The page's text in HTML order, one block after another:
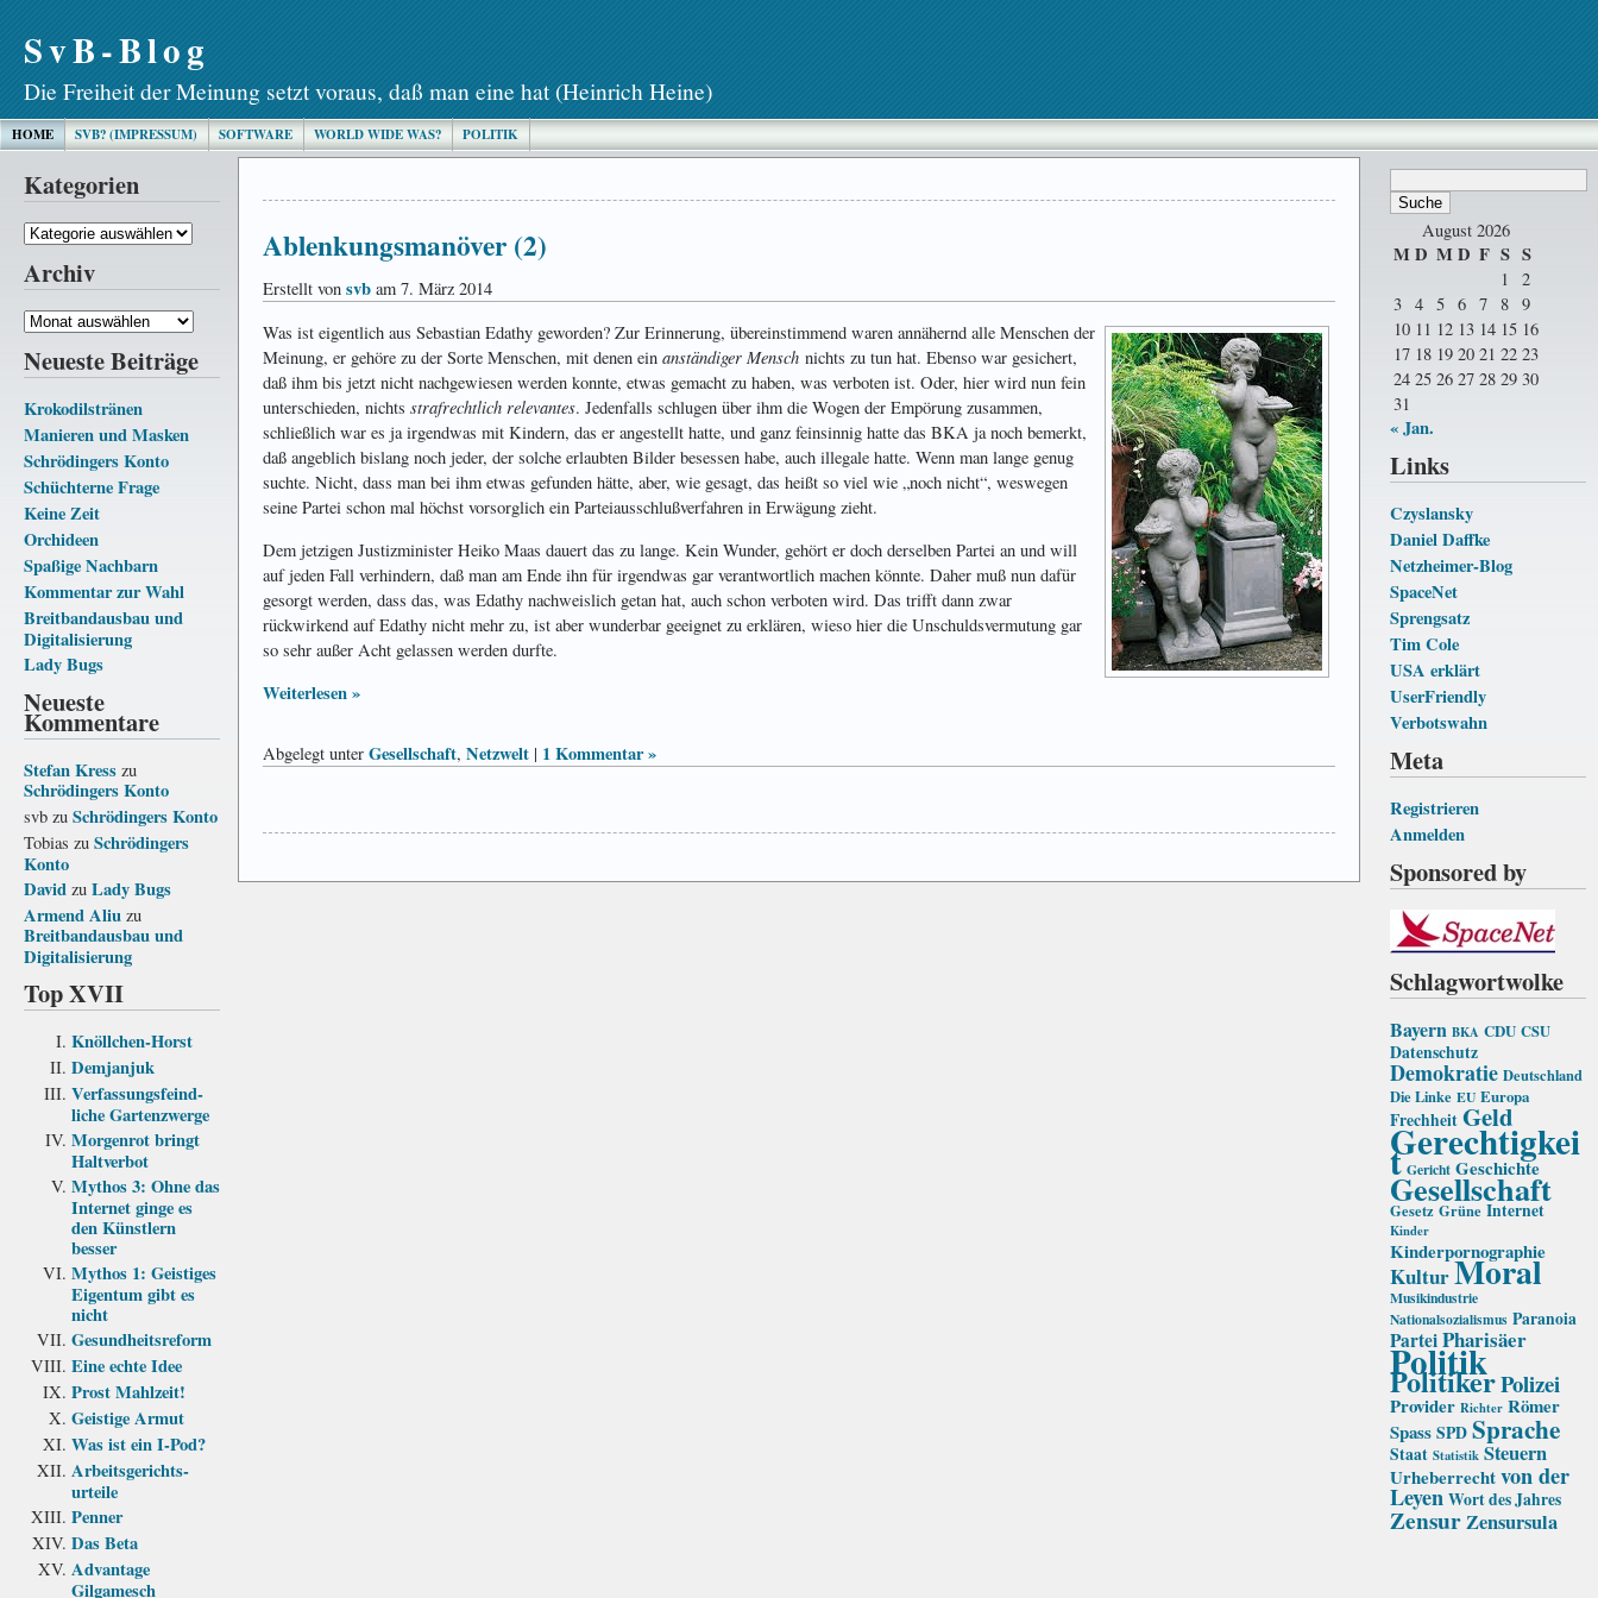
SvB-Blog
Die Freiheit der Meinung setzt voraus, daß man eine hat (Heinrich Heine)
HOME SVB? (IMPRESSUM) SOFTWARE WORLD WIDE WAS? POLITIK
Kategorien
Kategorien
Archiv
Archiv
Neueste Beiträge
Krokodilstränen
Manieren und Masken
Schrödingers Konto
Schüchterne Frage
Keine Zeit
Orchideen
Spaßige Nachbarn
Kommentar zur Wahl
Breitbandausbau und
Digitalisierung
Lady Bugs
Neueste
Kommentare
Stefan Kress zu
Schrödingers Konto
svb zu Schrödingers Konto
Tobias zu Schrödingers
Konto
David zu Lady Bugs
Armend Aliu zu
Breitbandausbau und
Digitalisierung
Top XVII
Knöllchen-Horst
Demjanjuk
Verfassungs­feind­
liche Garten­zwerge
Morgenrot bringt
Haltverbot
Mythos 3: Ohne das
Internet ginge es
den Künstlern
besser
Mythos 1: Geistiges
Eigentum gibt es
nicht
Gesundheits­reform
Eine echte Idee
Prost Mahlzeit!
Geistige Armut
Was ist ein I-Pod?
Arbeits­gerichts­
urteile
Penner
Das Beta
Advantage
Gilgamesch
August 2026
MD MD F S S
1
2
3 4 5 6 7 8 9
10 11 12 13 14 15 16
17 18 19 20 21 22 23
24 25 26 27 28 29 30
31
« Jan.
Links
Czyslansky
Daniel Daffke
Netzheimer-Blog
SpaceNet
Sprengsatz
Tim Cole
USA erklärt
UserFriendly
Verbotswahn
Meta
Registrieren
Anmelden
Sponsored by
Schlagwortwolke
Bayern BKA CDU CSU
Datenschutz
Demokratie Deutschland
Die Linke EU Europa
Frechheit Geld
Gerechtigkei
t Gericht Geschichte
Gesellschaft
Gesetz Grüne Internet
Kinder
Kinderpornographie
KulturMoral
Musikindustrie
Nationalsozialismus Paranoia
ParteiPharisäer
Politik
PolitikerPolizei
Provider Richter Römer
Spass SPD Sprache
Staat Statistik Steuern
Urheberrechtvon der
Leyen Wort des Jahres
ZensurZensursula
Ablenkungsmanöver (2)
Erstellt von svb am 7. März 2014
Was ist eigentlich aus Sebastian Edathy geworden? Zur Erinnerung, übereinstimmend waren annähernd alle Menschen der
Meinung, er gehöre zu der Sorte Menschen, mit denen ein anständiger Mensch nichts zu tun hat. Ebenso war gesichert,
daß ihm bis jetzt nicht nachgewiesen werden konnte, etwas gemacht zu haben, was verboten ist. Oder, hier wird nun fein
unterschieden, nichts strafrechtlich relevantes. Jedenfalls schlugen über ihm die Wogen der Empörung zusammen,
schließlich war es ja irgendwas mit Kindern, das er angestellt hatte, und ganz feinsinnig hatte das BKA ja noch bemerkt,
daß angeblich bislang noch jeder, der solche erlaubten Bilder besessen habe, auch illegale hatte. Wenn man lange genug
suchte. Nicht, dass man bei ihm etwas gefunden hätte, aber, wie gesagt, das heißt so viel wie „noch nicht“, weswegen
seine Partei schon mal höchst vorsorglich ein Parteiausschlußverfahren in Erwägung zieht.
Dem jetzigen Justizminister Heiko Maas dauert das zu lange. Kein Wunder, gehört er doch derselben Partei an und will
auf jeden Fall verhindern, daß man am Ende ihn für irgendwas gar verantwortlich machen könnte. Daher muß nun dafür
gesorgt werden, dass das, was Edathy nachweislich getan hat, auch schon verboten wird. Das trifft dann zwar
rückwirkend auf Edathy nicht mehr zu, ist aber wunderbar geeignet zu erklären, wieso hier die Unschuldsvermutung gar
so sehr außer Acht gelassen werden durfte.
Weiterlesen »
Abgelegt unter Gesellschaft, Netzwelt | 1 Kommentar »